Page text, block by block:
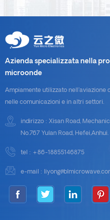
Azienda specializzata nella
microonde
Ampiamente utilizzato nell'aviazione
nelle comunicazioni e in altri settori.
indirizzo : Xisan Road,
No.767 Yulan Road, Hefei,Anhui.
tel : +86-18855146875
e-mail :